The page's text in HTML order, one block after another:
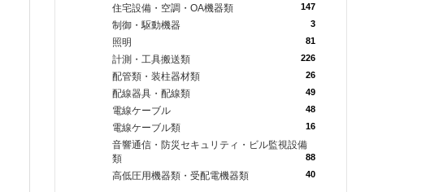
住宅設備・空調・OA機器類 147
制御・駆動機器 3
照明 81
計測・工具搬送類 226
配管類・装柱器材類 26
配線器具・配線類 49
電線ケーブル 48
電線ケーブル類 16
音響通信・防災セキュリティ・ビル監視設備
類
88
高低圧用機器類・受配電機器類 40